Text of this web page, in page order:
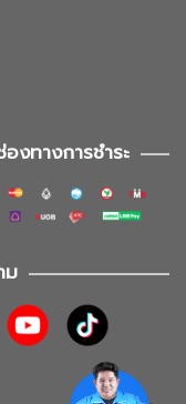
องทางการชำระ
ม